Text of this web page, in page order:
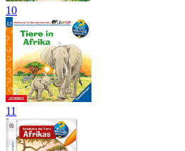
10
11